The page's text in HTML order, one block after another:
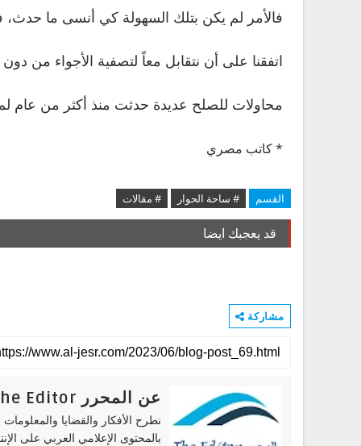
فالأمر لم يكن بتلك السهولة كي أنسى ما حدث،
اتفقنا على أن نتقابل معاً لتصفية الأجواء من
محاولات للصلح عديدة حدثت منذ أكثر من عام لم
* كاتب مصري
القسم # ساحة الحوار # مقالات
قد يعجبك ايضا
مشاركة
عن المحرر The Editor
نطرح الأفكار والقضايا
بالمحتوى الإعلامي العربي على